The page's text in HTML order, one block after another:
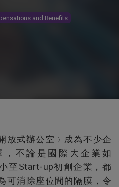
and Benefits
放式辦公室﹚成為不少企
，不論是國際大企業如
至Start-up初創企業，都
可消除座位間的隔膜，令